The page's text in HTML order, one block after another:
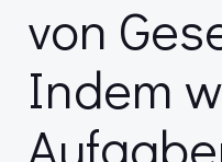
von
Indem